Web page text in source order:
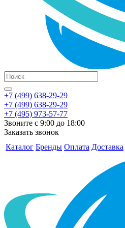
+7 (499) 638-29-29
+7 (499) 638-29-29
+7 (495) 973-57-77
Звоните с 9:00 до 18:00
Заказать звонок
Каталог Бренды Оплата Доставка